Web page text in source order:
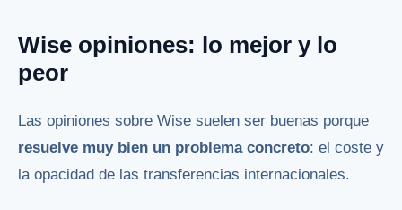
Wise opiniones: lo mejor y lo
peor
Las opiniones sobre Wise suelen ser buenas porque
resuelve muy bien un problema concreto: el coste y
la opacidad de las transferencias internacionales.